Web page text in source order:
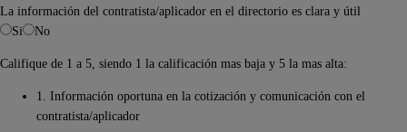
La información del contratista/aplicador en el directorio es clara y útil
Si
No
Califique de 1 a 5, siendo 1 la calificación mas baja y 5 la mas alta:
1. Información oportuna en la cotización y comunicación con el
contratista/aplicador